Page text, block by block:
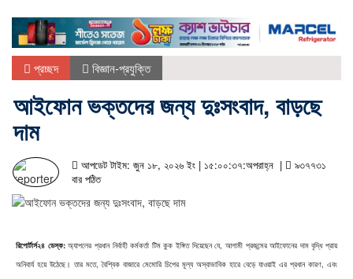
প্রচ্ছদ বিজ্ঞান-প্রযুক্তি
আইফোন ভক্তদের জন্য দুঃসংবাদ, বাড়ছে
দাম
আপডেট টাইম: জুন ১৮, ২০২৬ ইং | ১৫:০০:৩৭:অপরাহ্ন |
৯৩৭৭৩১
বার পঠিত
রিপোর্টার্স২৪ ডেস্ক:অ্যাপলের প্রধান নির্বাহী কর্মকর্তা টিম কুক ইঙ্গিত দিয়েছেন যে, আগামী প্রজন্মের আইফোনের দাম বৃদ্ধি প্রায়
অনিবার্য হয়ে উঠেছে। তার মতে, বৈশ্বিক বাজারে মেমোরি চিপের মূল্য অস্বাভাবিক হারে বেড়ে যাওয়াই এর প্রধান কারণ, এবং